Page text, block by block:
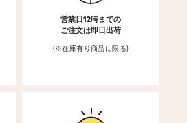
営業日12時までの
ご注文は即日出荷
(※在庫有り商品に限る)